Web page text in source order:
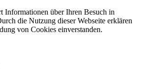
Informationen über Ihren Besuch in
die Nutzung dieser Webseite erklären
von Cookies einverstanden.